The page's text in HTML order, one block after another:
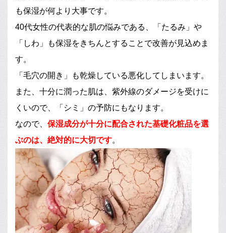
も保湿が何より大事です。
40代女性の代表的な肌の悩みである、「たるみ」や
「しわ」も保湿をきちんとすることで改善が見込めま
す。
「毛穴の開き」も乾燥している悪化してしまいます。
また、十分に潤った肌は、紫外線のダメージを受けに
くいので、「シミ」の予防にもなります。
なので、 保湿成分が十分に配合された基礎化粧品を選
ぶのは、絶対的に大切です。